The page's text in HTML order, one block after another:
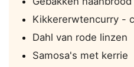
Kikkererwtencurry -
Dahl van rode linzen
Samosa's met kerrie